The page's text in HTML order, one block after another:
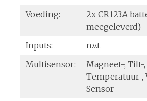
Voeding:
2x CR123A
meegeleverd)
Inputs:
n.v.t
Multisensor:
Magneet-, Tilt-,
Temperatuur-,
Sensor